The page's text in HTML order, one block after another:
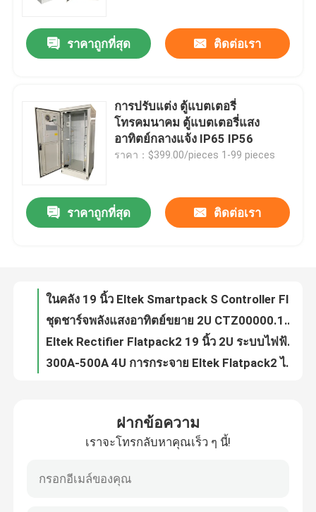
ผลิตภัณฑ์
ควบคุมคุณภาพ
ติดต่อเรา
ราคาถูกที่สุด ติดต่อเรา
การปรับแต่ง ตู้แบตเตอรี่
โทรคมนาคม ตู้แบตเตอรี่แสง
อาทิตย์กลางแจ้ง IP65 IP56
ราคา：$399.00/pieces 1-99 pieces
ราคาถูกที่สุด ติดต่อเรา
ในคลัง 19 นิ้ว Eltek Smartpack S Controller Flatpack S Compact HE 1U 5.4KW 3.6KW 230VAC 48V DC ไฟฟ้าโทรคมนาคม Sy
32A / 60A ระบบโทรคมนาคมไฮบริด Eltek Flatpack2 2U Integrated
Flatpack2 DC/DC 380V/54V ระบบโทรคมนาคม Hybrid Eltek 36KW 72KW 108KW
ฝากข้อความ
เราจะโทรกลับหาคุณเร็ว ๆ นี้!